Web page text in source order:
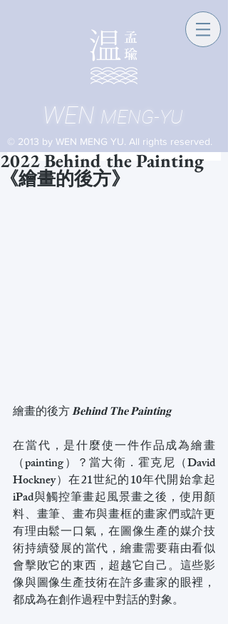
WEN MENG-YU
© 2013 by WEN MENG YU. All rights reserved.
2022 Behind the Painting
《繪畫的後方》
繪畫的後方 𝐁𝐞𝐡𝐢𝐧𝐝 𝐓𝐡𝐞 𝐏𝐚𝐢𝐧𝐭𝐢𝐧𝐠
在當代，是什麼使一件作品成為繪畫
（painting）？當大衛．霍克尼（David
Hockney）在21世紀的10年代開始拿起
iPad與觸控筆畫起風景畫之後，使用顏
料、畫筆、畫布與畫框的畫家們或許更
有理由鬆一口氣，在圖像生產的媒介技
術持續發展的當代，繪畫需要藉由看似
會擊敗它的東西，超越它自己。這些影
像與圖像生產技術在許多畫家的眼裡，
都成為在創作過程中對話的對象。